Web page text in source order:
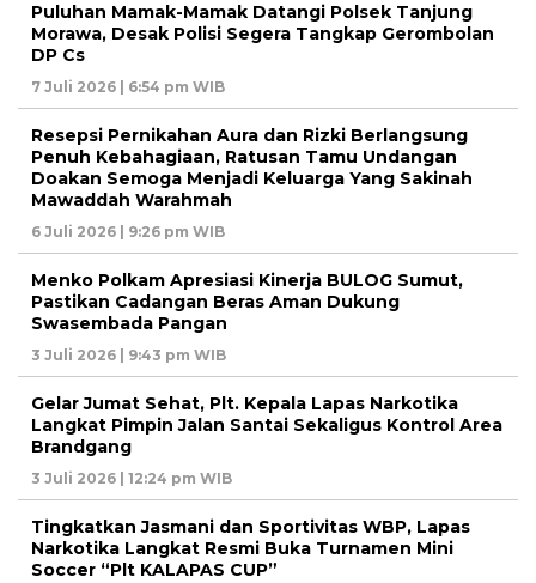
Puluhan Mamak-Mamak Datangi Polsek Tanjung
Morawa, Desak Polisi Segera Tangkap Gerombolan
DP Cs
7 Juli 2026 | 6:54 pm WIB
Resepsi Pernikahan Aura dan Rizki Berlangsung
Penuh Kebahagiaan, Ratusan Tamu Undangan
Doakan Semoga Menjadi Keluarga Yang Sakinah
Mawaddah Warahmah
6 Juli 2026 | 9:26 pm WIB
Menko Polkam Apresiasi Kinerja BULOG Sumut,
Pastikan Cadangan Beras Aman Dukung
Swasembada Pangan
3 Juli 2026 | 9:43 pm WIB
Gelar Jumat Sehat, Plt. Kepala Lapas Narkotika
Langkat Pimpin Jalan Santai Sekaligus Kontrol Area
Brandgang
3 Juli 2026 | 12:24 pm WIB
Tingkatkan Jasmani dan Sportivitas WBP, Lapas
Narkotika Langkat Resmi Buka Turnamen Mini
Soccer “Plt KALAPAS CUP”